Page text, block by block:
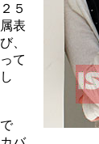
５
表
、
て